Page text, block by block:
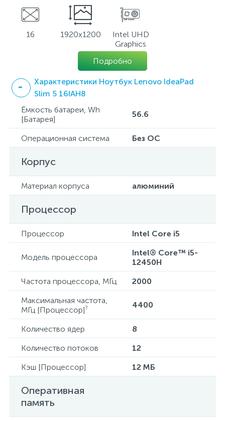
16 1920x1200
Intel UHD
Graphics
Подробно
Характеристики Ноутбук Lenovo IdeaPad
Slim 5 16IAH8
Ёмкость батареи, Wh
[Батарея]
56.6
Операционная система Без ОС
Корпус
Материал корпуса алюминий
Процессор
Процессор Intel Core i5
Модель процессора
Intel® Core™ i5-
12450H
Частота процессора, МГц
2000
Максимальная частота,
МГц [Процессор]? 4400
Количество ядер
8
Количество потоков
12
Кэш [Процессор]
12 МБ
Оперативная
память